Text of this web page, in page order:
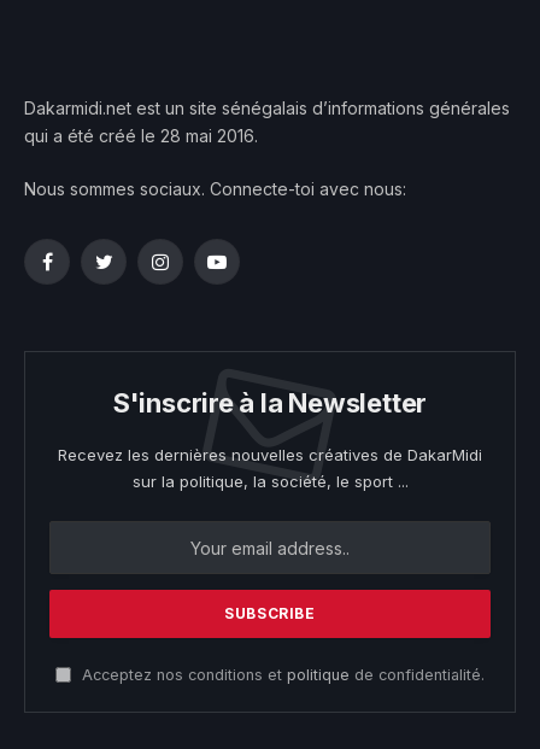
Dakarmidi.net est un site sénégalais d’informations générales
qui a été créé le 28 mai 2016.
Nous sommes sociaux. Connecte-toi avec nous:
FacebookTwitterInstagramYouTube
S'inscrire à la Newsletter
Recevez les dernières nouvelles créatives de DakarMidi
sur la politique, la société, le sport ...
Acceptez nos conditions et politique de confidentialité.